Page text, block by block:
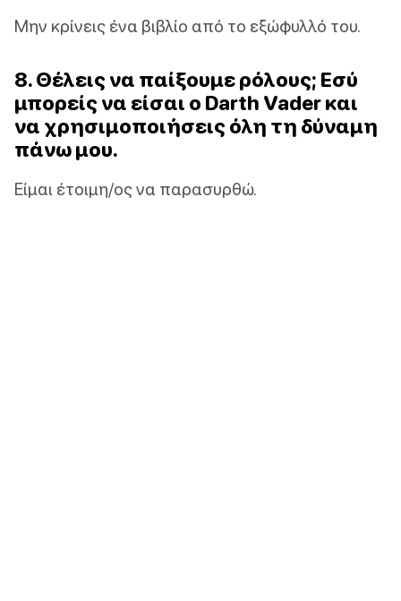
Μην κρίνεις ένα βιβλίο από το εξώφυλλό του.
8. Θέλεις να παίξουμε ρόλους; Εσύ
μπορείς να είσαι ο Darth Vader και
να χρησιμοποιήσεις όλη τη δύναμη
πάνω μου.
Είμαι έτοιμη/ος να παρασυρθώ.